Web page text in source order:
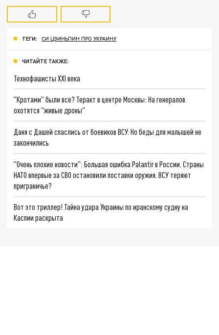
ТЕГИ: СИ ЦЗИНЬПИН ПРО УКРАИНУ
ЧИТАЙТЕ ТАКЖЕ:
Технофашисты XXI века
"Кротами" были все? Теракт в центре Москвы: На генералов
охотятся "живые дроны"
Даня с Дашей спаслись от боевиков ВСУ. Но беды для малышей не
закончились
"Очень плохие новости": Большая ошибка Palantir в России. Страны
НАТО впервые за СВО остановили поставки оружия. ВСУ теряют
приграничье?
Вот это триллер! Тайна удара Украины по иранскому судну на
Каспии раскрыта